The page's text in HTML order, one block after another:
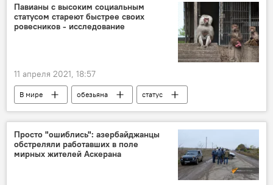
Павианы с высоким социальным
статусом стареют быстрее своих
ровесников - исследование
11 апреля 2021, 18:57
В мире обезьяна статус
Просто "ошиблись": aзербайджанцы
обстреляли работавших в поле
мирных жителей Аскерана